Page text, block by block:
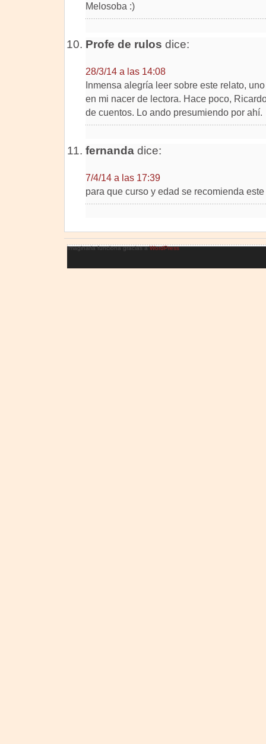
Melosoba :)
Profe de rulos dice:
28/3/14 a las 14:08
Inmensa alegría leer sobre este relato,
en mi nacer de lectora. Hace poco,
de cuentos. Lo ando presumiendo por ahí.
fernandadice:
7/4/14 a las 17:39
para que curso y edad se recomienda
Imaginaria funciona gracias aWordPress